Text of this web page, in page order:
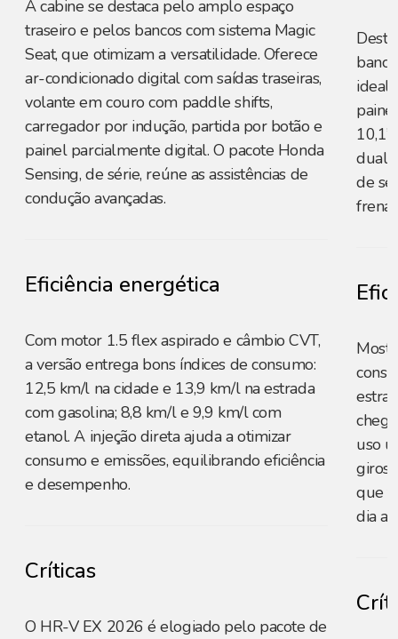
A cabine se destaca pelo amplo espaço
traseiro e pelos bancos com sistema Magic
Seat, que otimizam a versatilidade. Oferece
ar-condicionado digital com saídas traseiras,
volante em couro com paddle shifts,
carregador por indução, partida por botão e
painel parcialmente digital. O pacote Honda
Sensing, de série, reúne as assistências de
condução avançadas.
Eficiência energética
Com motor 1.5 flex aspirado e câmbio CVT,
a versão entrega bons índices de consumo:
12,5 km/l na cidade e 13,9 km/l na estrada
com gasolina; 8,8 km/l e 9,9 km/l com
etanol. A injeção direta ajuda a otimizar
consumo e emissões, equilibrando eficiência
e desempenho.
Críticas
O HR-V EX 2026 é elogiado pelo pacote de
ideal
dual-
de
uso
giros
que
dia a